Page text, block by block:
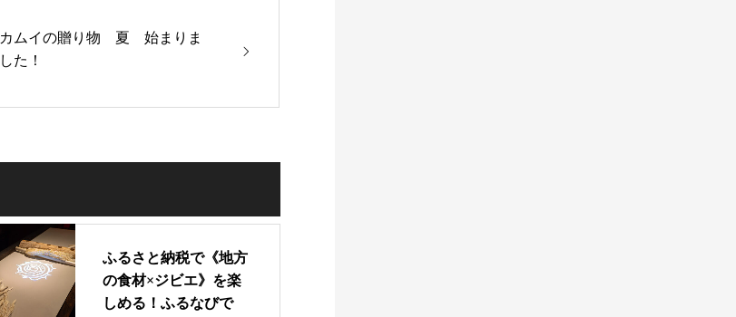
カムイの贈り物 夏 始まりま
した！
ふるさと納税で《地方
の食材×ジビエ》を楽
しめる！ふるなびで